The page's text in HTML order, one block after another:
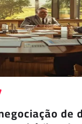
de